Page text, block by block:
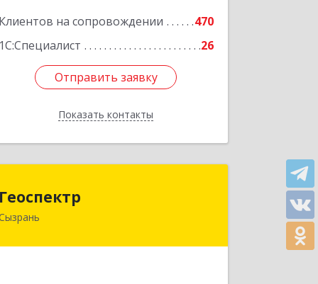
Клиентов на сопровождении
470
1С:Специалист
26
Отправить заявку
Показать контакты
Отправить заявку
Назад
Геоспектр
446001, Самарская обл, Сызрань г,